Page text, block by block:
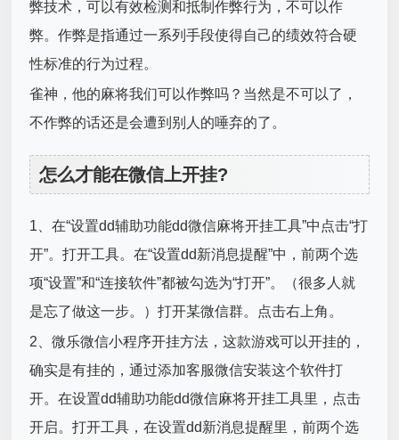
弊技术，可以有效检测和抵制作弊行为，不可以作
弊。作弊是指通过一系列手段使得自己的绩效符合硬
性标准的行为过程。
雀神，他的麻将我们可以作弊吗？当然是不可以了，
不作弊的话还是会遭到别人的唾弃的了。
怎么才能在微信上开挂?
1、在“设置dd辅助功能dd微信麻将开挂工具”中点击“打
开”。打开工具。在“设置dd新消息提醒”中，前两个选
项“设置”和“连接软件”都被勾选为“打开”。（很多人就
是忘了做这一步。）打开某微信群。点击右上角。
2、微乐微信小程序开挂方法，这款游戏可以开挂的，
确实是有挂的，通过添加客服微信安装这个软件打
开。在设置dd辅助功能dd微信麻将开挂工具里，点击
开启。打开工具，在设置dd新消息提醒里，前两个选